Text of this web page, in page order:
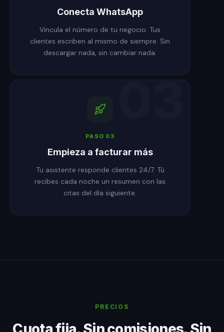
Conecta WhatsApp
Vincula el número de tu negocio. Tus
clientes escriben al mismo de siempre. Sin
descargar nada, sin cambiar nada.
03
PASO 03
Empieza a facturar más
Tu asistente responde clientes 24/7. Tú
recibes cada noche un resumen con las
citas del día siguiente.
PRECIOS